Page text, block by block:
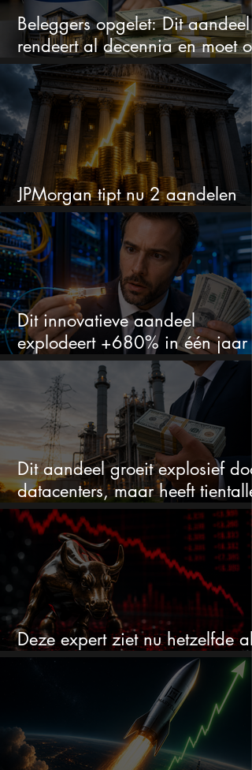
Beleggers opgelet: Dit aandeel
rendeert al decennia en moet op
je watchlist staan!
JPMorgan tipt nu 2 aandelen
voor augustus
Dit innovatieve aandeel
explodeert +680% in één jaar
en blijft maar stijgen
Dit aandeel groeit explosief
datacenters, maar heeft
miljarden nodig
Deze expert ziet nu hetzelfde als
voor de crash van 1987